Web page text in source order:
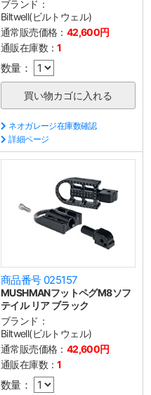
ブランド：
Biltwell(ビルトウェル)
通常販売価格： 42,600円
通販在庫数：1
数量：
ネオガレージ在庫数確認
詳細ページ
商品番号 025157
MUSHMANフットペグM8ソフ
テイル リア ブラック
ブランド：
Biltwell(ビルトウェル)
通常販売価格： 42,600円
通販在庫数：1
数量：